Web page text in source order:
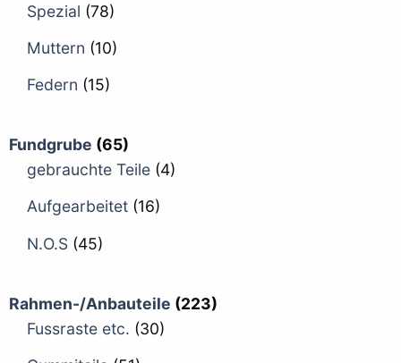
Spezial (78)
Muttern (10)
Federn (15)
Fundgrube (65)
gebrauchte Teile (4)
Aufgearbeitet (16)
N.O.S (45)
Rahmen-/Anbauteile (223)
Fussraste etc. (30)